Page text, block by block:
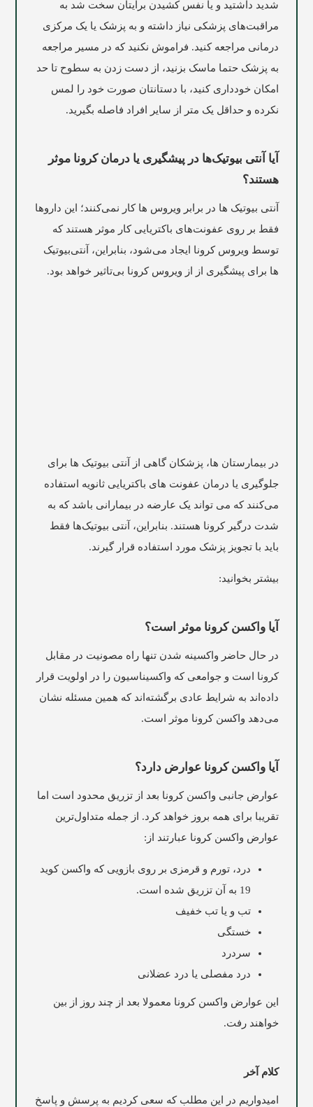
شدید داشتید و یا نفس کشیدن برایتان سخت شد به
مراقبت‌های پزشکی نیاز داشته و به پزشک یا یک مرکزی
درمانی مراجعه کنید. فراموش نکنید که در مسیر مراجعه
به پزشک حتما ماسک بزنید، از دست زدن به سطوح تا حد
امکان خودداری کنید، با دستانتان صورت خود را لمس
نکرده و حداقل یک متر از سایر افراد فاصله بگیرید.
آیا آنتی بیوتیک‌ها در پیشگیری یا درمان کرونا موثر
هستند؟
آنتی بیوتیک ها در برابر ویروس ها کار نمی‌کنند؛ این داروها
فقط بر روی عفونت‌های باکتریایی کار موثر هستند که
توسط ویروس کرونا ایجاد می‌شود، بنابراین، آنتی‌بیوتیک
ها برای پیشگیری از از ویروس کرونا بی‌تاثیر خواهد بود.
در بیمارستان ها، پزشکان گاهی از آنتی بیوتیک ها برای
جلوگیری یا درمان عفونت های باکتریایی ثانویه استفاده
می‌کنند که می تواند یک عارضه در بیمارانی باشد که به
شدت درگیر کرونا هستند. بنابراین، آنتی بیوتیک‌ها فقط
باید با تجویز پزشک مورد استفاده قرار گیرند.
بیشتر بخوانید:
آیا واکسن کرونا موثر است؟
در حال حاضر واکسینه شدن تنها راه مصونیت در مقابل
کرونا است و جوامعی که واکسیناسیون را در اولویت قرار
داده‌اند به شرایط عادی برگشته‌اند که همین مسئله نشان
می‌دهد واکسن کرونا موثر است.
آیا واکسن کرونا عوارض دارد؟
عوارض جانبی واکسن کرونا بعد از تزریق محدود است اما
تقریبا برای همه بروز خواهد کرد. از جمله متداول‌ترین
عوارض واکسن کرونا عبارتند از :
درد، تورم و قرمزی بر روی بازویی که واکسن کوید
19 به آن تزریق شده است
.
تب و یا تب خفیف
خستگی
سردرد
درد مفصلی یا درد عضلانی
این عوارض واکسن کرونا معمولا بعد از چندروز
از بین
خواهند رفت.
کلام آخر
امیدواریم در این مطلب که سعی کردیم به پرسش و پاسخ